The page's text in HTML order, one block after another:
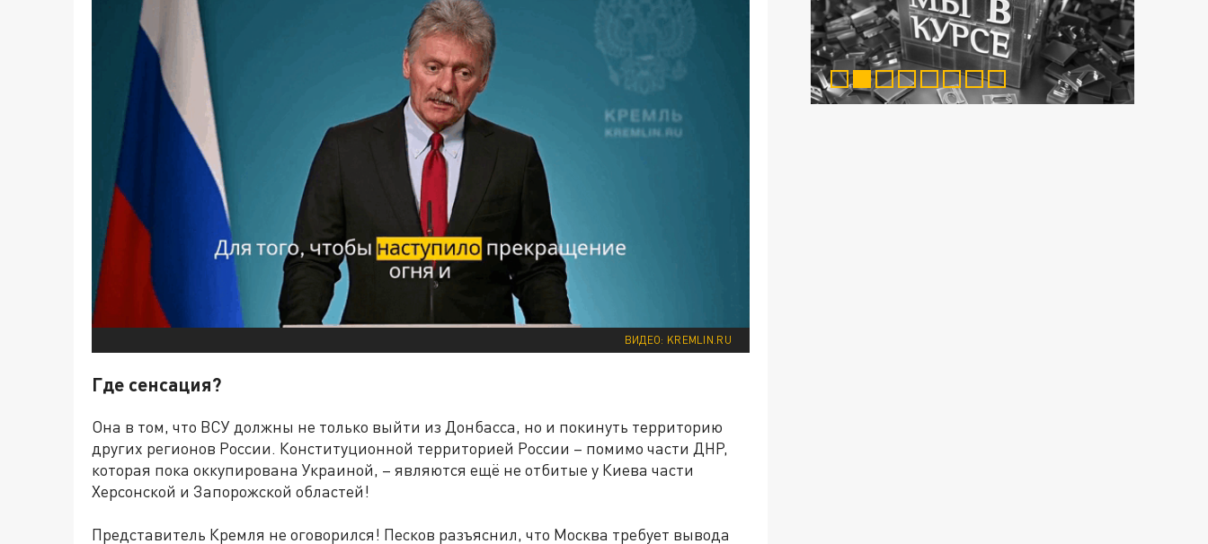
ВИДЕО: KREMLIN.RU
Где сенсация?
Она в том, что ВСУ должны не только выйти из Донбасса, но и покинуть территорию
других регионов России. Конституционной территорией России – помимо части ДНР,
которая пока оккупирована Украиной, – являются ещё не отбитые у Киева части
Херсонской и Запорожской областей!
Представитель Кремля не оговорился! Песков разъяснил, что Москва требует вывода